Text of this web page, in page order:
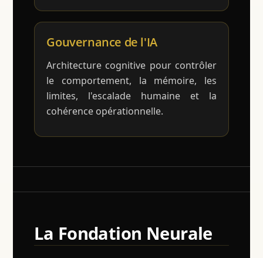
Gouvernance de l'IA
Architecture cognitive pour contrôler
le comportement, la mémoire, les
limites, l'escalade humaine et la
cohérence opérationnelle.
La Fondation Neurale